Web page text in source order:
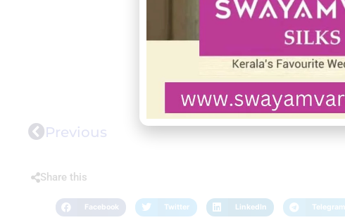
Previous
Share this
Facebook Twitter LinkedIn Telegram